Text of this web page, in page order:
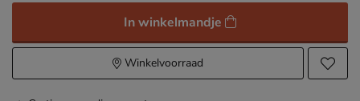
In winkelmandje
Winkelvoorraad